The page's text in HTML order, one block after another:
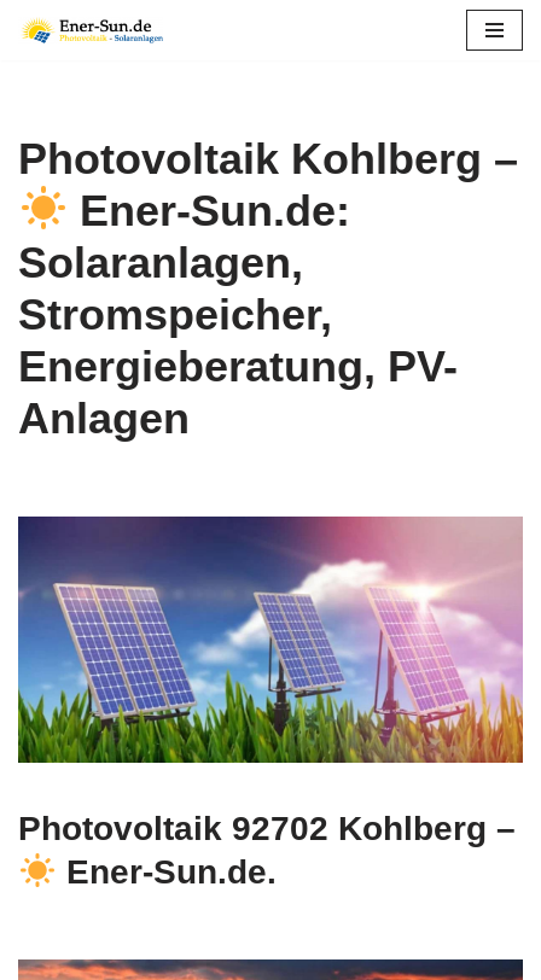
Photovoltaik Kohlberg –
Ener-Sun.de:
Solaranlagen,
Stromspeicher,
Energieberatung, PV-
Anlagen
Photovoltaik 92702 Kohlberg –
Ener-Sun.de.